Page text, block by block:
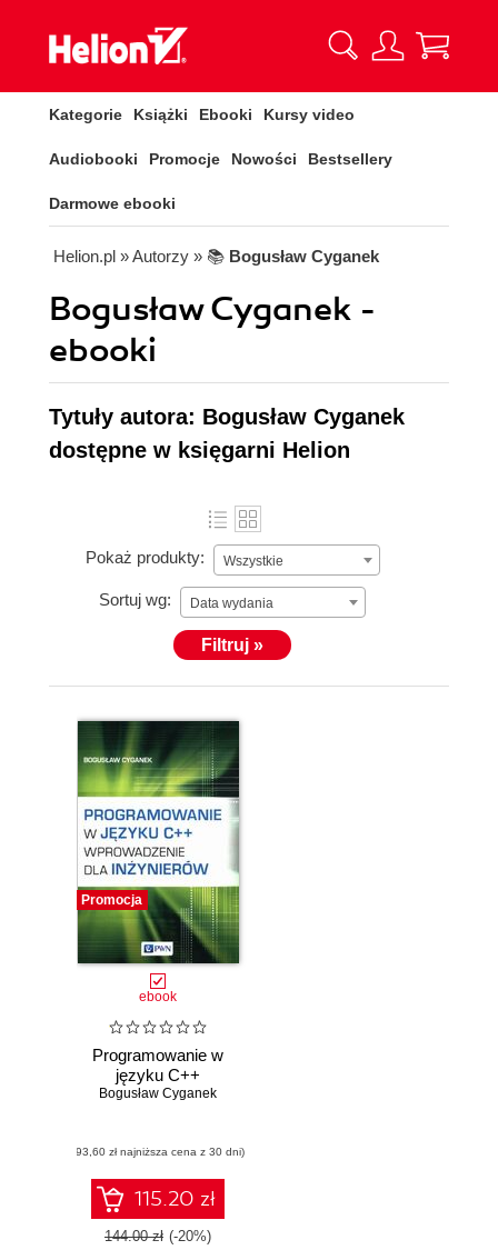
Kategorie Książki Ebooki Kursy video
Audiobooki Promocje Nowości Bestsellery
Darmowe ebooki
Helion.pl » Autorzy » 📚 Bogusław Cyganek
Bogusław Cyganek -
ebooki
Tytuły autora: Bogusław Cyganek
dostępne w księgarni Helion
Pokaż produkty: Wszystkie
Sortuj wg: Data wydania
Filtruj »
Promocja
ebook
Programowanie w
języku C++
Bogusław Cyganek
(93,60 zł najniższa cena z 30 dni)
115.20 zł
144.00 zł (-20%)